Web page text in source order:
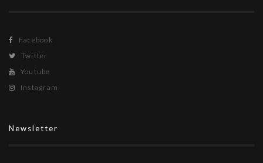
Facebook
Twitter
Youtube
Instagram
Newsletter